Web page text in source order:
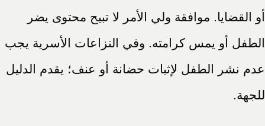
أو القضايا. موافقة ولي الأمر لا تبيح محتوى يضر
الطفل أو يمس كرامته. وفي النزاعات الأسرية يجب
عدم نشر الطفل لإثبات حضانة أو عنف؛ يقدم الدليل
للجهة.